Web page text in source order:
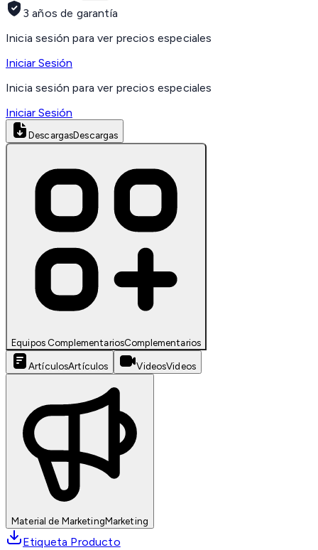
3 años de garantía
Inicia sesión para ver precios especiales
Iniciar Sesión
Inicia sesión para ver precios especiales
Iniciar Sesión
DescargasDescargas
Equipos ComplementariosComplementarios
ArtículosArtículos VideosVideos
Material de MarketingMarketing
Etiqueta Producto